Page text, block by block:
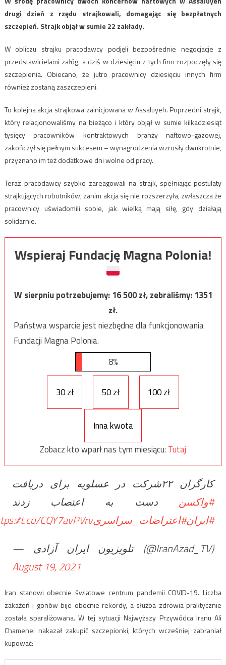
drugi dzień z rzędu strajkowali, domagając się bezpłatnych
szczepień. Strajk objął w sumie 22 zakłady.
W obliczu strajku pracodawcy podjęli bezpośrednie negocjacje z
przedstawicielami załóg, a dziś w dziesięciu z tych firm rozpoczęły się
szczepienia. Obiecano, że jutro pracownicy dziesięciu innych firm
również zostaną zaszczepieni.
To kolejna akcja strajkowa zainicjowana w Assaluyeh. Poprzedni strajk,
który relacjonowaliśmy na bieżąco i który objął w sumie kilkadziesiąt
tysięcy pracowników kontraktowych branży naftowo-gazowej,
zakończył się pełnym sukcesem – wynagrodzenia wzrosły dwukrotnie,
przyznano im też dodatkowe dni wolne od pracy.
Teraz pracodawcy szybko zareagowali na strajk, spełniając postulaty
strajkujących robotników, zanim akcja się nie rozszerzyła, zwłaszcza że
pracownicy uświadomili sobie, jak wielką mają siłę, gdy działają
solidarnie.
Wspieraj Fundację Magna Polonia!
W sierpniu potrzebujemy:16 500zł, zebraliśmy:1351
zł.
Państwa wsparcie jest niezbędne dla funkcjonowania
Fundacji Magna Polonia.
8%
30 zł 50 zł 100 zł
Inna kwota
Zobacz kto wparł nas tym miesiącu: Tutaj
کارگران ۲۲شرکت در عسلویه برای دریافت
#واکسن دست به اعتصاب زدند
#ایران#اعتراضات_سراسریt.co/CQY7avPVrv
— تلویزیون ایران آزادی (@IranAzad_TV)
August 19, 2021
Iran stanowi obecnie światowe centrum pandemii COVID-19. Liczba
zakażeń i gonów bije obecnie rekordy, a służba zdrowia praktycznie
została sparaliżowana. W tej sytuacji Najwyższy Przywódca Iranu Ali
Chamenei nakazał zakupić szczepionki, których wcześniej zabraniał
kupować: